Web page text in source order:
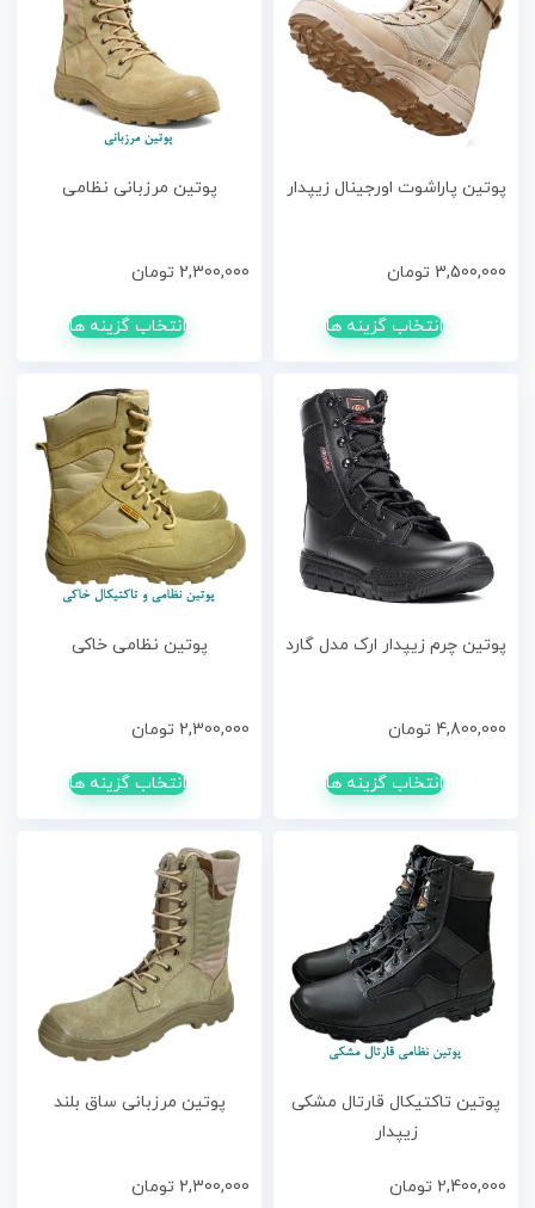
پوتین پاراشوت اورجینال زیپدار
3,500,000 تومان
انتخاب گزینه ها
پوتین مرزبانی نظامی
2,300,000 تومان
انتخاب گزینه ها
پوتین چرم زیپدار ارک مدل گارد
4,800,000 تومان
انتخاب گزینه ها
پوتین نظامی خاکی
2,300,000 تومان
انتخاب گزینه ها
پوتین تاکتیکال قارتال مشکی
زیپدار
2,400,000 تومان
پوتین مرزبانی ساق بلند
2,300,000 تومان